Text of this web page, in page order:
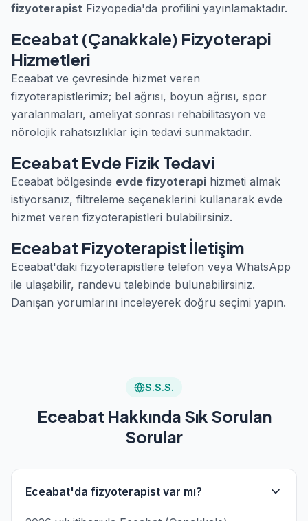
fizyoterapist Fizyopedia'da profilini yayınlamaktadır.
Eceabat (Çanakkale) Fizyoterapi
Hizmetleri
Eceabat ve çevresinde hizmet veren
fizyoterapistlerimiz; bel ağrısı, boyun ağrısı, spor
yaralanmaları, ameliyat sonrası rehabilitasyon ve
nörolojik rahatsızlıklar için tedavi sunmaktadır.
Eceabat Evde Fizik Tedavi
Eceabat bölgesinde evde fizyoterapi hizmeti almak
istiyorsanız, filtreleme seçeneklerini kullanarak evde
hizmet veren fizyoterapistleri bulabilirsiniz.
Eceabat Fizyoterapist İletişim
Eceabat'daki fizyoterapistlere telefon veya WhatsApp
ile ulaşabilir, randevu talebinde bulunabilirsiniz.
Danışan yorumlarını inceleyerek doğru seçimi yapın.
S.S.S.
Eceabat Hakkında Sık Sorulan
Sorular
Eceabat'da fizyoterapist var mı?